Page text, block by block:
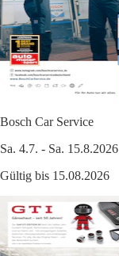
Bosch Car Service
Sa. 4.7. - Sa. 15.8.2026
Gültig bis 15.08.2026